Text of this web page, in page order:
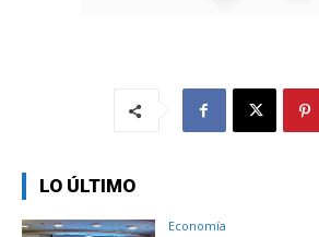
LO ÚLTIMO
Economía